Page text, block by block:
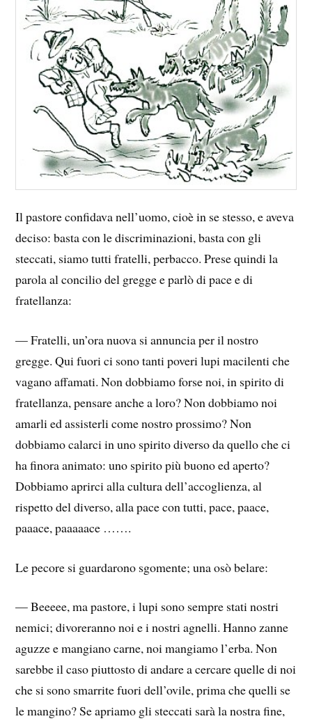
Il pastore confidava nell’uomo, cioè in se stesso, e aveva
deciso: basta con le discriminazioni, basta con gli
steccati, siamo tutti fratelli, perbacco. Prese quindi la
parola al concilio del gregge e parlò di pace e di
fratellanza:
— Fratelli, un’ora nuova si annuncia per il nostro
gregge. Qui fuori ci sono tanti poveri lupi macilenti che
vagano affamati. Non dobbiamo forse noi, in spirito di
fratellanza, pensare anche a loro? Non dobbiamo noi
amarli ed assisterli come nostro prossimo? Non
dobbiamo calarci in uno spirito diverso da quello che ci
ha finora animato: uno spirito più buono ed aperto?
Dobbiamo aprirci alla cultura dell’accoglienza, al
rispetto del diverso, alla pace con tutti, pace, paace,
paaace, paaaaace …….
Le pecore si guardarono sgomente; una osò belare:
— Beeeee, ma pastore, i lupi sono sempre stati nostri
nemici; divoreranno noi e i nostri agnelli. Hanno zanne
aguzze e mangiano carne, noi mangiamo l’erba. Non
sarebbe il caso piuttosto di andare a cercare quelle di noi
che si sono smarrite fuori dell’ovile, prima che quelli se
le mangino? Se apriamo gli steccati sarà la nostra fine,